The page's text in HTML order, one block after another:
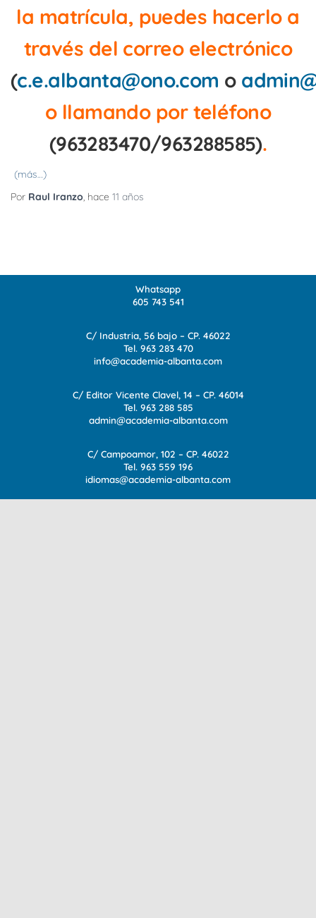
la matrícula, puedes hacerlo a
través del correo electrónico
(c.e.albanta@ono.com o
o llamando por teléfono
(963283470/963288585).
(más…)
Por Raul Iranzo, hace 11 años
Whatsapp
605 743 541
C/ Industria, 56 bajo – CP. 46022
Tel. 963 283 470
info@academia-albanta.com
C/ Editor Vicente Clavel, 14 – CP. 46014
Tel. 963 288 585
admin@academia-albanta.com
C/ Campoamor, 102 – CP. 46022
Tel. 963 559 196
idiomas@academia-albanta.com